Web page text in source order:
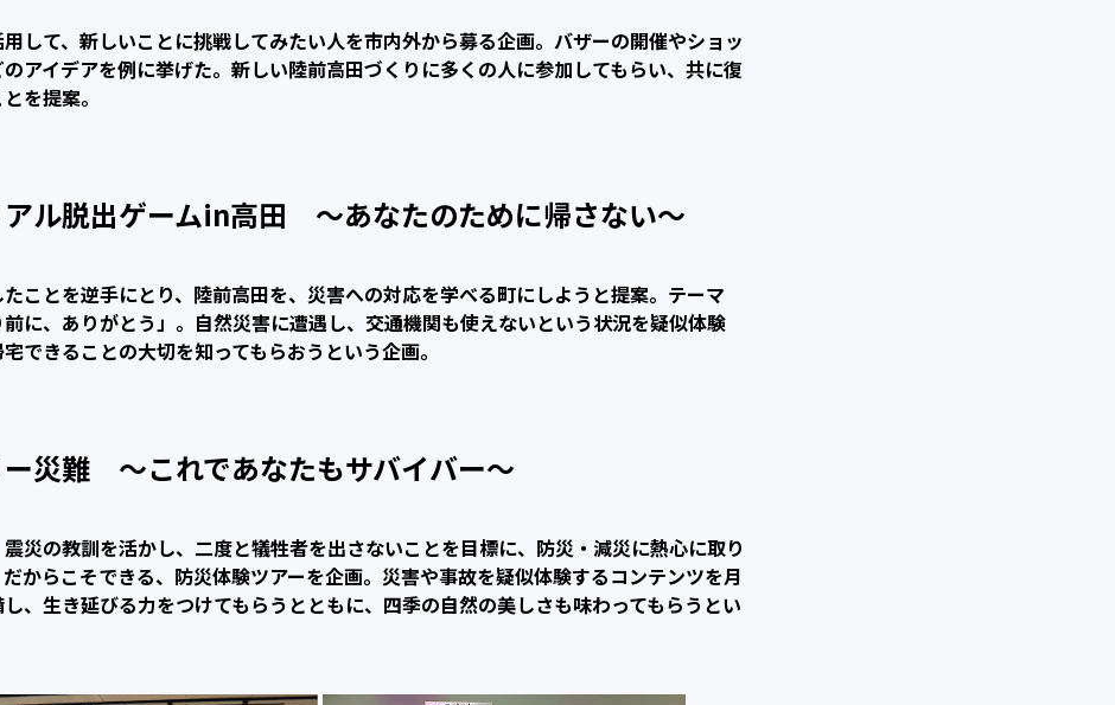
して、新しいことに挑戦してみたい人を市内外から募る企画。バザーの開催やショッ
アイデアを例に挙げた。新しい陸前高田づくりに多くの人に参加してもらい、共に復
を提案。
ル脱出ゲームin高田
〜あなたのために帰さない〜
ことを逆手にとり、陸前高田を、災害への対応を学べる町にしようと提案。テーマ
に、ありがとう」。自然災害に遭遇し、交通機関も使えないという状況を疑似体験
できることの大切を知ってもらおうという企画。
災難
〜これであなたもサバイバー〜
災の教訓を活かし、二度と犠牲者を出さないことを目標に、防災・減災に熱心に取り
からこそできる、防災体験ツアーを企画。災害や事故を疑似体験するコンテンツを月
、生き延びる力をつけてもらうとともに、四季の自然の美しさも味わってもらうとい